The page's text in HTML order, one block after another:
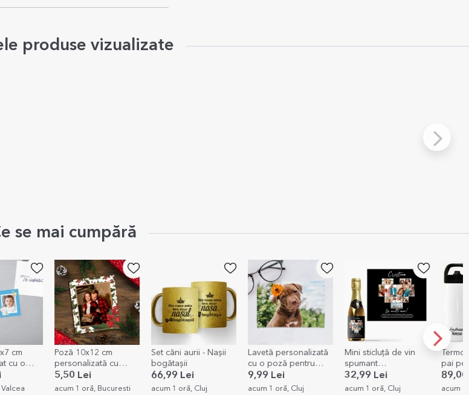
produse vizualizate
se mai cumpără
cm
cu o
- Mărturie
Poză 10x12 cm
personalizată cu
tematică de Crăciun
5,50 Lei
acum 1 oră, Bucuresti
Set căni aurii - Nașii
bogătașii
66,99 Lei
acum 1 oră, Cluj
Lavetă personalizată
cu o poză pentru
curățare
ecrane/ochelari
9,99 Lei
acum 1 oră, Cluj
Mini sticluță de vin
spumant
personalizată cu 11
poze și mesaj
32,99 Lei
acum 1 oră, Cluj
pai
acum 1